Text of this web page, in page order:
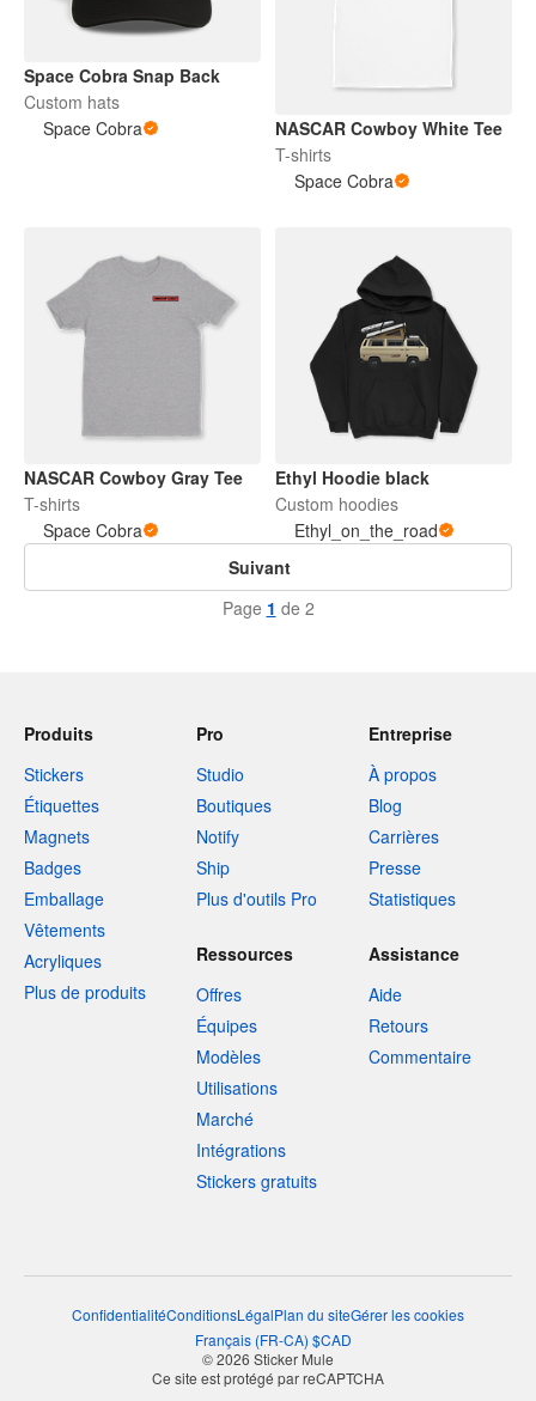
Space Cobra Snap Back
Custom hats
Space Cobra
NASCAR Cowboy White Tee
T-shirts
Space Cobra
NASCAR Cowboy Gray Tee
T-shirts
Space Cobra
Ethyl Hoodie black
Custom hoodies
Ethyl_on_the_road
Suivant
Page 1 de 2
Produits
Stickers
Étiquettes
Magnets
Badges
Emballage
Vêtements
Acryliques
Plus de produits
Pro
Studio
Boutiques
Notify
Ship
Plus d'outils Pro
Entreprise
À propos
Blog
Carrières
Presse
Statistiques
Ressources
Offres
Équipes
Modèles
Utilisations
Marché
Intégrations
Stickers gratuits
Assistance
Aide
Retours
Commentaire
ConfidentialitéConditionsLégalPlan du siteGérer les cookies
Français(FR-CA) $CAD
© 2026 Sticker Mule
Ce site est protégé par reCAPTCHA